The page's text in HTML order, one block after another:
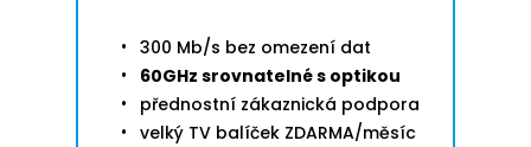
300 Mb/s bez omezení dat
60GHz srovnatelné s optikou
přednostní zákaznická podpora
velký TV balíček ZDARMA/měsíc